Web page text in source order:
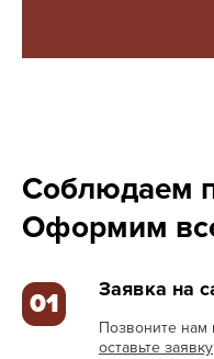
Соблюдаем
Оформим
01 Заявка на
Позвоните нам
оставьте заявку